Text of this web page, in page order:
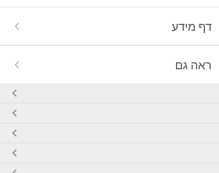
דף מידע
ראה גם